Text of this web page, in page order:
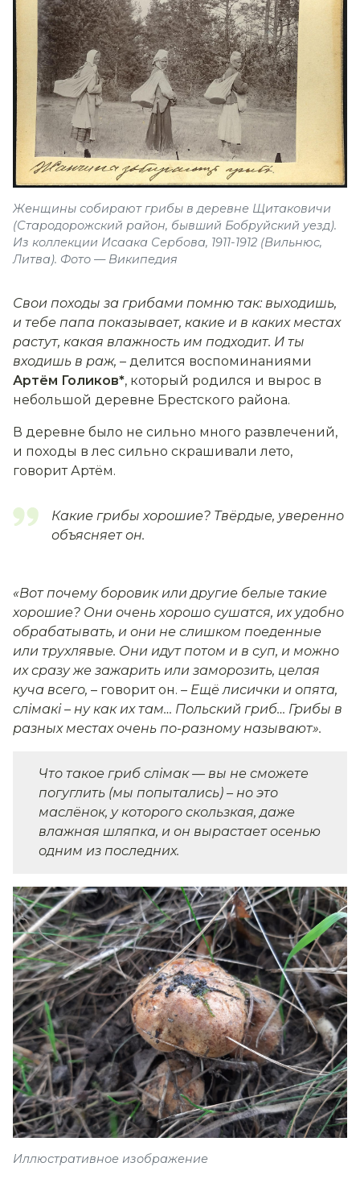
Женщины собирают грибы в деревне Щитаковичи
(Стародорожский район, бывший Бобруйский уезд).
Из коллекции Исаака Сербова, 1911-1912 (Вильнюс,
Литва). Фото — Википедия
Свои походы за грибами помню так: выходишь,
и тебе папа показывает, какие и в каких местах
растут, какая влажность им подходит. И ты
входишь в раж, – делится воспоминаниями
Артём Голиков*, который родился и вырос в
небольшой деревне Брестского района.
В деревне было не сильно много развлечений,
и походы в лес сильно скрашивали лето,
говорит Артём.
Какие грибы хорошие? Твёрдые, уверенно
объясняет он.
«Вот почему боровик или другие белые такие
хорошие? Они очень хорошо сушатся, их удобно
обрабатывать, и они не слишком поеденные
или трухлявые. Они идут потом и в суп, и можно
их сразу же зажарить или заморозить, целая
куча всего, – говорит он. – Ещё лисички и опята,
слімакі – ну как их там… Польский гриб… Грибы в
разных местах очень по-разному называют».
Что такое гриб слімак — вы не сможете
погуглить (мы попытались) – но это
маслёнок, у которого скользкая, даже
влажная шляпка, и он вырастает осенью
одним из последних.
Иллюстративное изображение